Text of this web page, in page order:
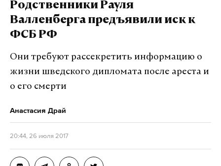
Родственники Рауля
Валленберга предъявили иск к
ФСБ РФ
Они требуют рассекретить информацию о
жизни шведского дипломата после ареста и
о его смерти
Анастасия Драй
20:44, 26 июля 2017